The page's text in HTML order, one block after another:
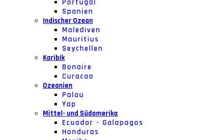
Portugal
Spanien
Indischer Ozean
Malediven
Mauritius
Seychellen
Karibik
Bonaire
Curacao
Ozeanien
Palau
Yap
Mittel- und Südamerika
Ecuador - Galapagos
Honduras